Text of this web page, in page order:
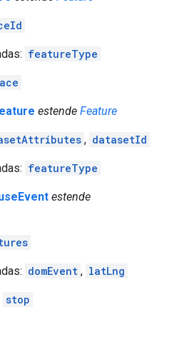
featureType
estende Feature
, datasetId
featureType
estende
domEvent , latLng
stop